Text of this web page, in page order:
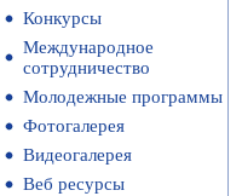
Конкурсы
Международное
сотрудничество
Молодежные программы
Фотогалерея
Видеогалерея
Веб ресурсы